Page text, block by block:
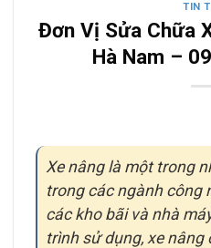
TIN
Đơn Vị Sửa Chữa
Hà Nam –
Xe nâng là một trong
trong các ngành công
các kho bãi và nhà
trình sử dụng, xe nâng